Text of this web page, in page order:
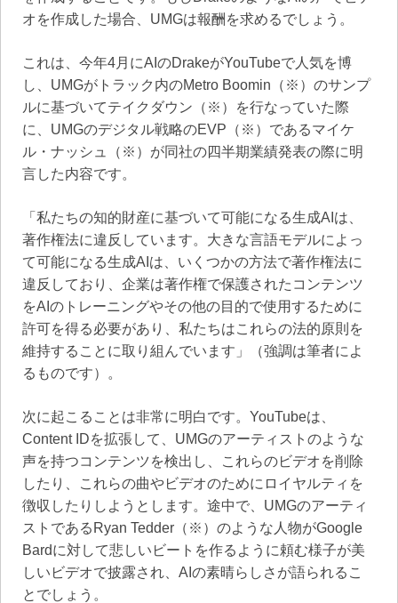
オを作成した場合、UMGは報酬を求めるでしょう。
これは、今年4月にAIのDrakeがYouTubeで人気を博
し、UMGがトラック内のMetro Boomin（※）のサンプ
ルに基づいてテイクダウン（※）を行なっていた際
に、UMGのデジタル戦略のEVP（※）であるマイケ
ル・ナッシュ（※）が同社の四半期業績発表の際に明
言した内容です。
「私たちの知的財産に基づいて可能になる生成AIは、
著作権法に違反しています。大きな言語モデルによっ
て可能になる生成AIは、いくつかの方法で著作権法に
違反しており、企業は著作権で保護されたコンテンツ
をAIのトレーニングやその他の目的で使用するために
許可を得る必要があり、私たちはこれらの法的原則を
維持することに取り組んでいます」（強調は筆者によ
るものです）。
次に起こることは非常に明白です。YouTubeは、
Content IDを拡張して、UMGのアーティストのような
声を持つコンテンツを検出し、これらのビデオを削除
したり、これらの曲やビデオのためにロイヤルティを
徴収したりしようとします。途中で、UMGのアーティ
ストであるRyan Tedder（※）のような人物がGoogle
Bardに対して悲しいビートを作るように頼む様子が美
しいビデオで披露され、AIの素晴らしさが語られるこ
とでしょう。